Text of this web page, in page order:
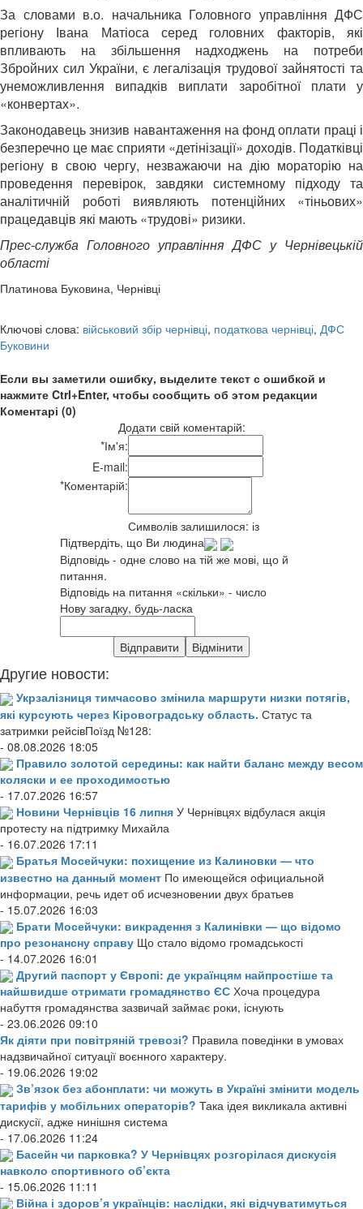
За словами в.о. начальника Головного управління ДФС
регіону Івана Матіоса серед головних факторів, які
впливають на збільшення надходжень на потреби
Збройних сил України, є легалізація трудової зайнятості та
унеможливлення випадків виплати заробітної плати у
«конвертах».
Законодавець знизив навантаження на фонд оплати праці і
безперечно це має сприяти «детінізації» доходів. Податківці
регіону в свою чергу, незважаючи на дію мораторію на
проведення перевірок, завдяки системному підходу та
аналітичній роботі виявляють потенційних «тіньових»
працедавців які мають «трудові» ризики.
Прес-служба Головного управління ДФС у Чернівецькій
області
Платинова Буковина, Чернівці
Ключові слова: військовий збір чернівці, податкова чернівці, ДФС
Буковини
Если вы заметили ошибку, выделите текст с ошибкой и
нажмите Ctrl+Enter, чтобы сообщить об этом редакции
Коментарі (0)
Додати свій коментарій:
*Ім'я:
E-mail:
*Коментарій:
Символів залишилося: із
Підтвердіть, що Ви людина
Відповідь - одне слово на тій же мові, що й
питання.
Відповідь на питання «скільки» - число
Нову загадку, будь-ласка
Другие новости:
Укрзалізниця тимчасово змінила маршрути низки потягів,
які курсують через Кіровоградську область. Статус та
затримки рейсівПоїзд №128:
- 08.08.2026 18:05
Правило золотой середины: как найти баланс между весом
коляски и ее проходимостью
- 17.07.2026 16:57
Новини Чернівців 16 липня У Чернівцях відбулася акція
протесту на підтримку Михайла
- 16.07.2026 17:11
Братья Мосейчуки: похищение из Калиновки — что
известно на данный момент По имеющейся официальной
информации, речь идет об исчезновении двух братьев
- 15.07.2026 16:03
Брати Мосейчуки: викрадення з Калинівки — що відомо
про резонансну справу Що стало відомо громадськості
- 14.07.2026 16:01
Другий паспорт у Європі: де українцям найпростіше та
найшвидше отримати громадянство ЄС Хоча процедура
набуття громадянства зазвичай займає роки, існують
- 23.06.2026 09:10
Як діяти при повітряній тревозі? Правила поведінки в умовах
надзвичайної ситуації воєнного характеру.
- 19.06.2026 19:02
Зв’язок без абонплати: чи можуть в Україні змінити модель
тарифів у мобільних операторів? Така ідея викликала активні
дискусії, адже нинішня система
- 17.06.2026 11:24
Басейн чи парковка? У Чернівцях розгорілася дискусія
навколо спортивного об’єкта
- 15.06.2026 11:11
Війна і здоров’я українців: наслідки, які відчуватимуться